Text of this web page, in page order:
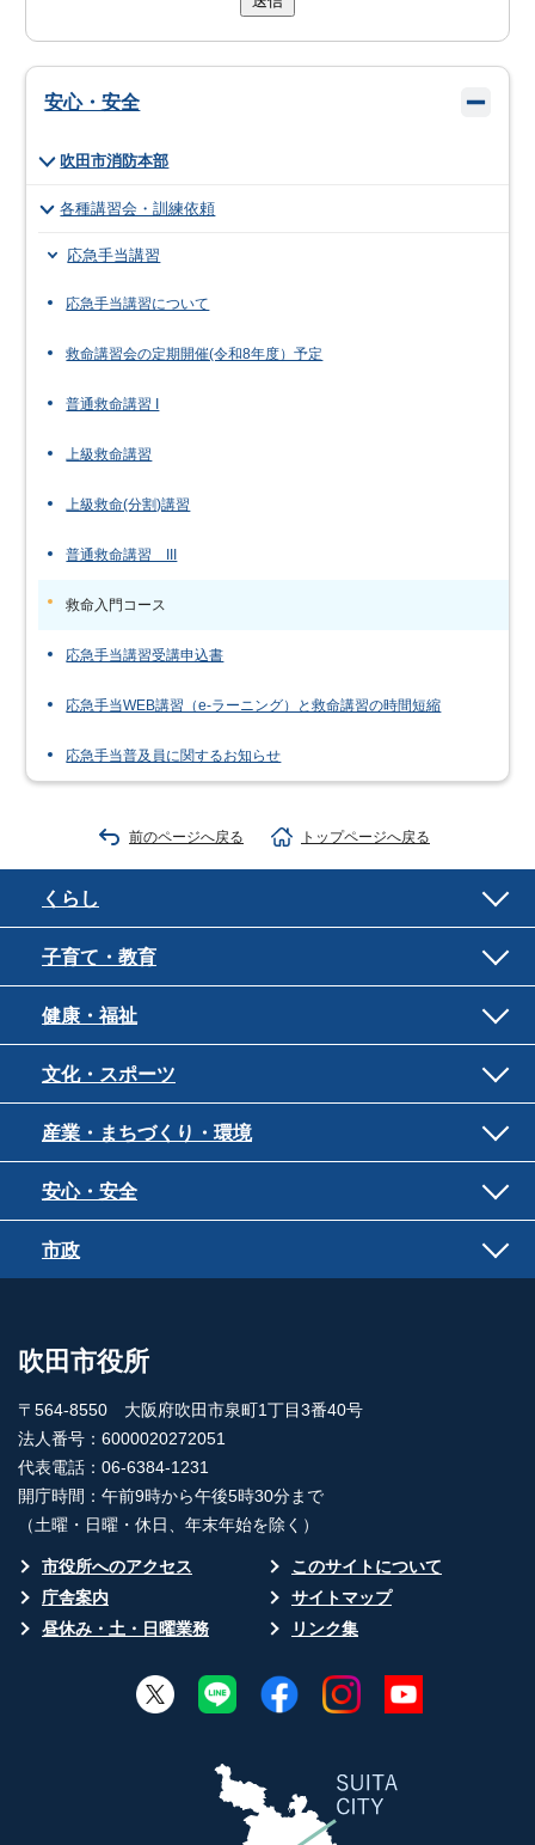
安心・安全
吹田市消防本部
各種講習会・訓練依頼
応急手当講習
応急手当講習について
救命講習会の定期開催(令和8年度）予定
普通救命講習 I
上級救命講習
上級救命(分割)講習
普通救命講習 III
救命入門コース
応急手当講習受講申込書
応急手当WEB講習（e-ラーニング）と救命講習の時間短縮
応急手当普及員に関するお知らせ
前のページへ戻る トップページへ戻る
くらし
子育て・教育
健康・福祉
文化・スポーツ
産業・まちづくり・環境
安心・安全
市政
吹田市役所
〒564-8550 大阪府吹田市泉町1丁目3番40号
法人番号：6000020272051
代表電話：06-6384-1231
開庁時間：午前9時から午後5時30分まで
（土曜・日曜・休日、年末年始を除く）
市役所へのアクセス
このサイトについて
庁舎案内
サイトマップ
昼休み・土・日曜業務
リンク集